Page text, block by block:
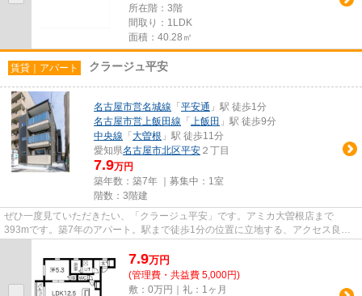
所在階：3階
間取り：1LDK
面積：40.28㎡
賃貸｜アパート クラージュ平安
名古屋市営名城線 「 平安通 」駅 徒歩1分
名古屋市営上飯田線 「 上飯田 」駅 徒歩9分
中央線 「 大曽根 」駅 徒歩11分
愛知県名古屋市北区平安 ２丁目
7.9万円
築年数：築7年 ｜募集中： 1室
階数：3階建
ぜひ一度見ていただきたい、「クラージュ平安」です。アミカ大曽根店まで
393mです。築7年のアパート。駅まで徒歩1分の位置に立地する、アクセス良好
7.9万円
(管理費・共益費 5,000円)
敷：0万円｜礼：1ヶ月